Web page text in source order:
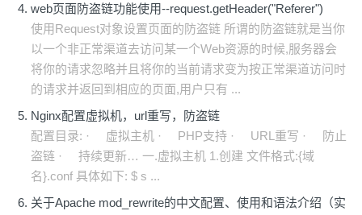
web页面防盗链功能使用--request.getHeader("Referer")
使用Request对象设置页面的防盗链 所谓的防盗链就是当你
以一个非正常渠道去访问某一个Web资源的时候,服务器会
将你的请求忽略并且将你的当前请求变为按正常渠道访问时
的请求并返回到相应的页面,用户只有 ...
Nginx配置虚拟机，url重写，防盗链
配置目录: · 虚拟主机 · PHP支持 · URL重写 · 防止
盗链 · 持续更新… 一.虚拟主机 1.创建 文件格式:{域
名}.conf 具体如下: $ s ...
关于Apache mod_rewrite的中文配置、使用和语法介绍（实